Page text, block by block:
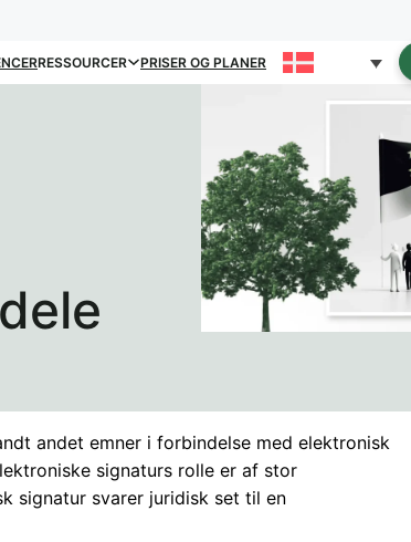
RESSOURCER PRISER OG PLANER
andet emner i forbindelse med elektronisk
signaturs rolle er af stor
signatur svarer juridisk set til en